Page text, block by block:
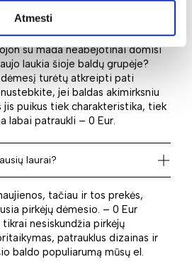
Atmesti
su mada neabejotinai domisi
laukia šioje baldų grupėje?
turėtų atkreipti pati
jei baldas akimirksniu
jis puikus tiek charakteristika, tiek
labai patraukli – 0 Eur.
laurai?
tačiau ir tos prekės,
pirkėjų dėmesio. – 0 Eur
nesiskundžia pirkėjų
patrauklus dizainas ir
baldo populiarumą mūsų el.